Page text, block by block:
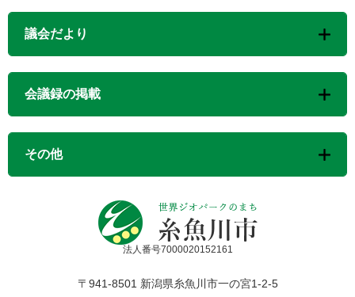
議会だより
会議録の掲載
その他
法人番号7000020152161
〒941-8501 新潟県糸魚川市一の宮1-2-5